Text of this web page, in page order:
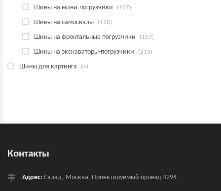
Шины на мини-погрузчики (107)
Шины на самосвалы (128)
Шины на фронтальные погрузчики (157)
Шины на экскаваторы-погрузчики (213)
Шины для картинга (4)
Контакты
Адрес: Склад, Москва, Проектируемый проезд 4294